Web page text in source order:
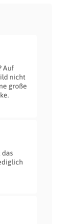
Auf
nicht
große
das